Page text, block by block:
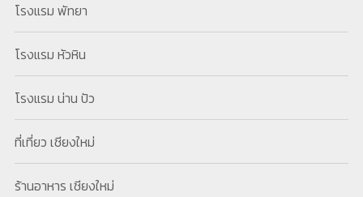
โรงแรม พัทยา
โรงแรม หัวหิน
โรงแรม น่าน ปัว
ที่เที่ยว เชียงใหม่
ร้านอาหาร เชียงใหม่